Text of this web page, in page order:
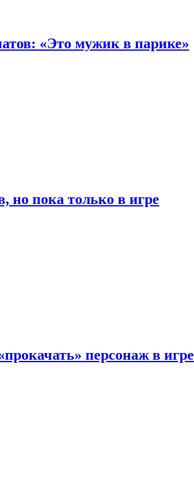
«Это мужик в парике»
но пока только в игре
персонаж в игре